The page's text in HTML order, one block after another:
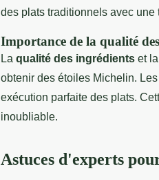
des plats traditionnels avec une
Importance de la qualité
La qualité des ingrédients et la
obtenir des étoiles Michelin.
exécution parfaite des plats.
inoubliable.
Astuces d'experts